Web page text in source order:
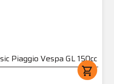
Piaggio Vespa GL 150cc
shopping_cart